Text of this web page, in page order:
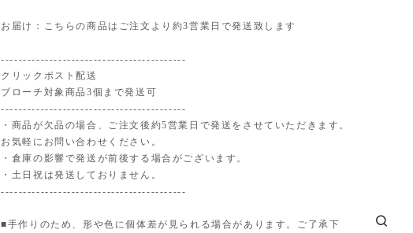
お届け：こちらの商品はご注文より約3営業日で発送致します
------------------------------------------
クリックポスト配送
ブローチ対象商品3個まで発送可
------------------------------------------
・商品が欠品の場合、ご注文後約5営業日で発送をさせていただきます。
お気軽にお問い合わせください。
・倉庫の影響で発送が前後する場合がございます。
・土日祝は発送しておりません。
------------------------------------------
■手作りのため、形や色に個体差が見られる場合があります。ご了承下